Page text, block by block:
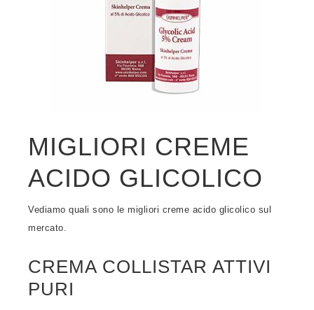
MIGLIORI CREME
ACIDO GLICOLICO
Vediamo quali sono le migliori creme acido glicolico sul
mercato.
CREMA COLLISTAR ATTIVI
PURI